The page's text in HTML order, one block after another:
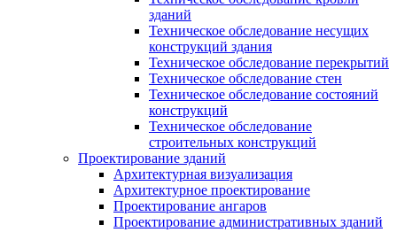
зданий
Техническое обследование несущих
конструкций здания
Техническое обследование перекрытий
Техническое обследование стен
Техническое обследование состояний
конструкций
Техническое обследование
строительных конструкций
Проектирование зданий
Архитектурная визуализация
Архитектурное проектирование
Проектирование ангаров
Проектирование административных зданий